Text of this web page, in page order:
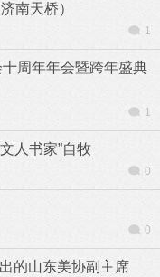
南天桥）
1
周年年会暨跨年盛典
1
人书家”自牧
0
0
的山东美协副主席